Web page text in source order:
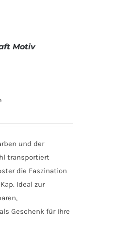
Motiv
und der
transportiert
die Faszination
Ideal zur
Geschenk für Ihre